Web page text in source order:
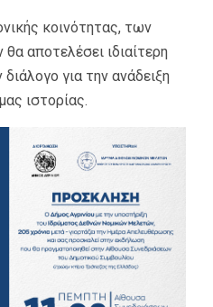
κοινότητας, των
αποτελέσει ιδιαίτερη
για την ανάδειξη
ιστορίας.